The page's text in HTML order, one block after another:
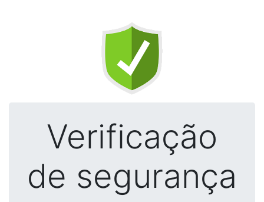
Verificação
de segurança